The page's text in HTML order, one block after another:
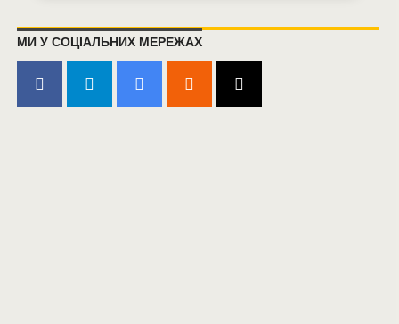
МИ У СОЦІАЛЬНИХ МЕРЕЖАХ